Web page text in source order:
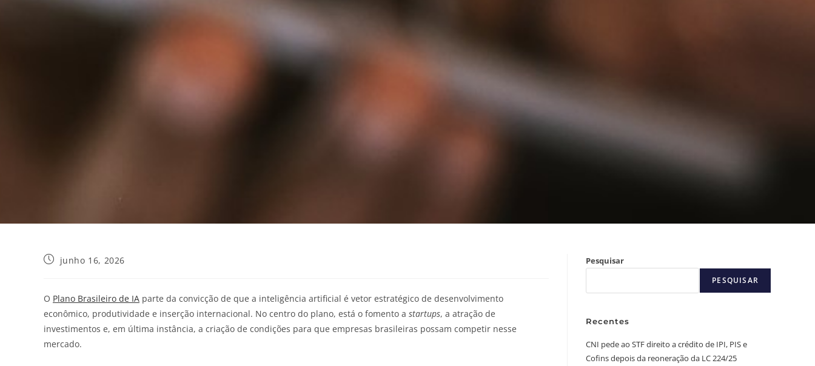
junho 16, 2026
O Plano Brasileiro de IA parte da convicção de que a inteligência artificial é vetor estratégico de desenvolvimento
econômico, produtividade e inserção internacional. No centro do plano, está o fomento a startups, a atração de
investimentos e, em última instância, a criação de condições para que empresas brasileiras possam competir nesse
mercado.
Pesquisar
PESQUISAR
Recentes
CNI pede ao STF direito a crédito de IPI, PIS e
Cofins depois da reoneração da LC 224/25